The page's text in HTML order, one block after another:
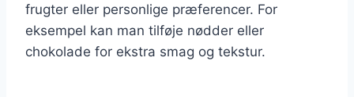
frugter eller personlige præferencer. For
eksempel kan man tilføje nødder eller
chokolade for ekstra smag og tekstur.